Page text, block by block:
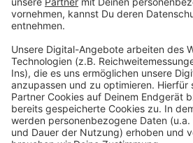
Du möchtest uns
Studio Hotline